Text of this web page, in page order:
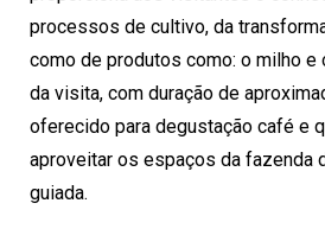
processos de cultivo, da
como de produtos como: o milho e
da visita, com duração de
oferecido para degustação café e
aproveitar os espaços da fazenda
guiada.